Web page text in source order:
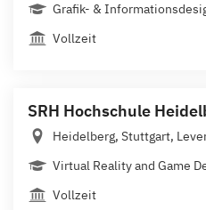
Grafik- &
Vollzeit
SRH Hochschule
Heidelberg, Stuttgart,
Virtual Reality and Game
Vollzeit